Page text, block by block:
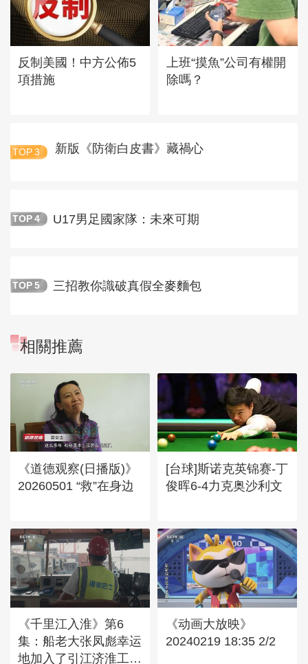
反制美國！中方公佈5
項措施
上班“摸魚”公司有權開
除嗎？
TOP 3 新版《防衛白皮書》藏禍心
TOP 4 U17男足國家隊：未來可期
TOP 5 三招教你識破真假全麥麵包
相關推薦
《道德观察(日播版)》
20260501 “救”在身边
[台球]斯诺克英锦赛-丁
俊晖6-4力克奥沙利文
《千里江入淮》第6
集：船老大张凤彪幸运
地加入了引江济淮工程
《动画大放映》
20240219 18:35 2/2